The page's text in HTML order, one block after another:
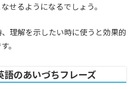
せるようになるでしょう。
理解を示したい時に使うと効果的
。
語のあいづちフレーズ